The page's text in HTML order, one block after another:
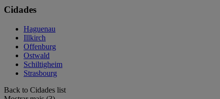
Cidades
Haguenau
Illkirch
Offenburg
Ostwald
Schiltigheim
Strasbourg
Back to Cidades list